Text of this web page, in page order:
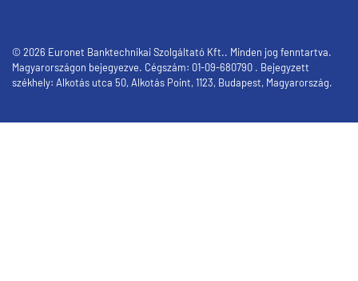
© 2026 Euronet Banktechnikai Szolgáltató Kft.. Minden jog fenntartva.
Magyarországon bejegyezve. Cégszám: 01-09-680790 . Bejegyzett
székhely: Alkotás utca 50, Alkotás Point, 1123, Budapest, Magyarország.